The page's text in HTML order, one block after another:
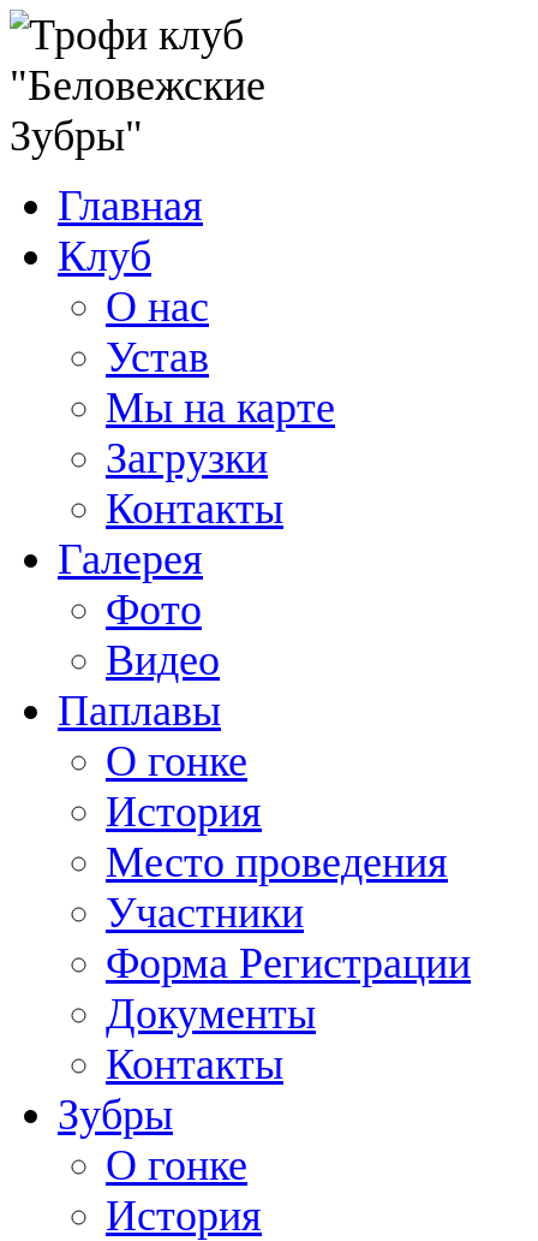
Главная
Клуб
О нас
Устав
Мы на карте
Загрузки
Контакты
Галерея
Фото
Видео
Паплавы
О гонке
История
Место проведения
Участники
Форма Регистрации
Документы
Контакты
Зубры
О гонке
История